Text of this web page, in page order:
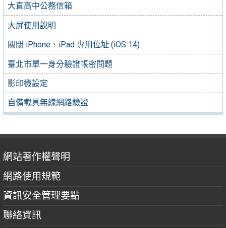
大直高中公務信箱
大屏使用說明
關閉 iPhone、iPad 專用位址 (iOS 14)
臺北市單一身分驗證帳密問題
影印機設定
自備載具無線網路驗證
網站著作權聲明
網路使用規範
資訊安全管理要點
聯絡資訊